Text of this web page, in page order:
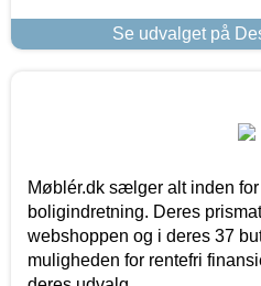
Se udvalget på
Møblér.dk sælger alt inden
boligindretning. Deres
webshoppen og i deres 37
muligheden for rentefri